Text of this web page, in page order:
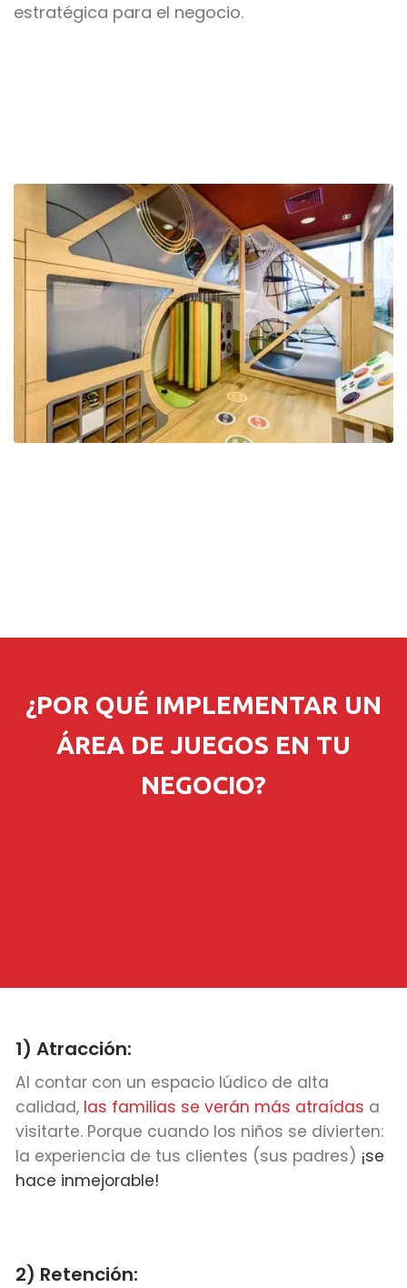
estratégica para el negocio.
¿POR QUÉ IMPLEMENTAR UN
ÁREA DE JUEGOS EN TU
NEGOCIO?
1) Atracción:
Al contar con un espacio lúdico de alta
calidad, las familias se verán más atraídas a
visitarte. Porque cuando los niños se divierten:
la experiencia de tus clientes (sus padres) ¡se
hace inmejorable!
2) Retención: